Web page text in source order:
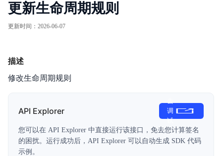
并
行
存
储
动态与公告
更新生命周期规则
更新时间 ： 2026-06-07
描述
修改生命周期规则
API Explorer
调
试
您可以在 API Explorer 中直接运行该接口，免去您计算签名
的困扰。运行成功后，API Explorer 可以自动生成 SDK 代码
示例。